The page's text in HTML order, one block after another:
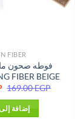
FIBER
فوطه صحون
FIBER BEIGE
169.00EGP
إضافة